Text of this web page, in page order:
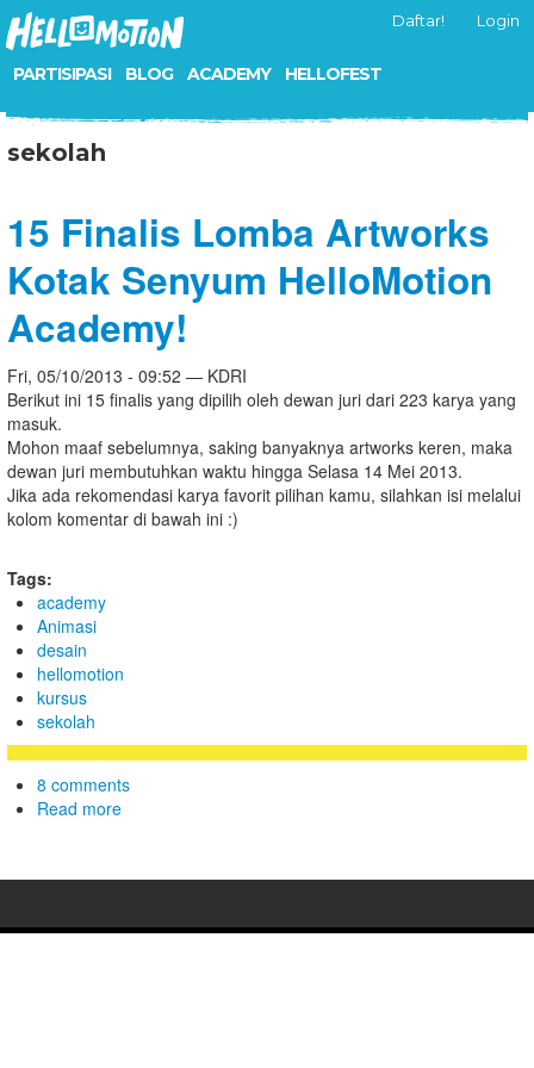
PARTISIPASI BLOG ACADEMY HELLOFEST
Daftar! Login
sekolah
15 Finalis Lomba Artworks
Kotak Senyum HelloMotion
Academy!
Fri, 05/10/2013 - 09:52 — KDRI
Berikut ini 15 finalis yang dipilih oleh dewan juri dari 223 karya yang
masuk.
Mohon maaf sebelumnya, saking banyaknya artworks keren, maka
dewan juri membutuhkan waktu hingga Selasa 14 Mei 2013.
Jika ada rekomendasi karya favorit pilihan kamu, silahkan isi melalui
kolom komentar di bawah ini :)
Tags:
academy
Animasi
desain
hellomotion
kursus
sekolah
8 comments
Read more